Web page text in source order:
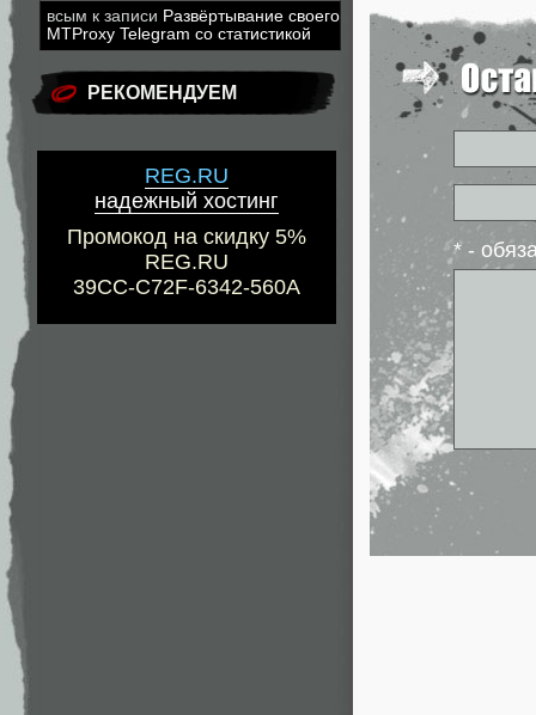
всым к записи Развёртывание своего
MTProxy Telegram со статистикой
РЕКОМЕНДУЕМ
REG.RU
надежный хостинг
Промокод на скидку 5%
REG.RU
39CC-C72F-6342-560A
* -